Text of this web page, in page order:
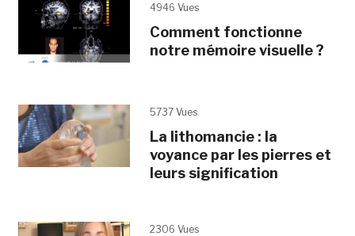
4946 Vues
Comment fonctionne
notre mémoire visuelle ?
5737 Vues
La lithomancie : la
voyance par les pierres et
leurs signification
2306 Vues